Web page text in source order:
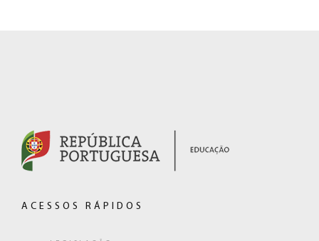
ACESSOS RÁPIDOS